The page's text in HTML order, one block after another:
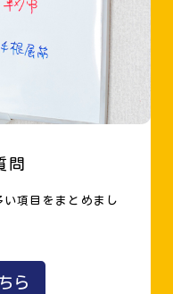
問
項目をまとめまし
ら